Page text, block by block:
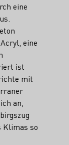
eine
eine
ist
mit
an,
Klimas so